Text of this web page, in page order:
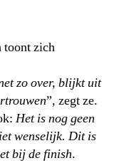
toont zich
zo over, blijkt uit
”, zegt ze.
Het is nog geen
wenselijk. Dit is
bij de finish.